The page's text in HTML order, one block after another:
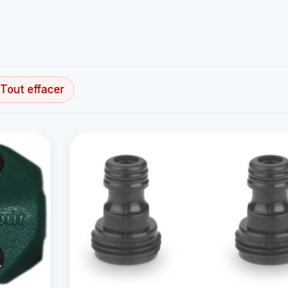
Tout effacer